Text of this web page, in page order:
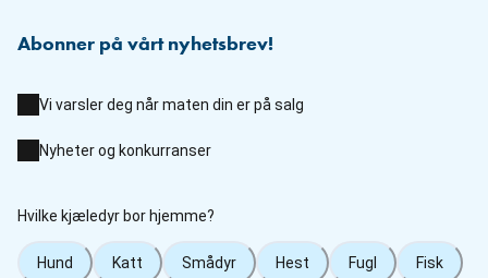
Abonner på vårt nyhetsbrev!
Vi varsler deg når maten din er på salg
Nyheter og konkurranser
Hvilke kjæledyr bor hjemme?
Hund Katt Smådyr Hest Fugl Fisk